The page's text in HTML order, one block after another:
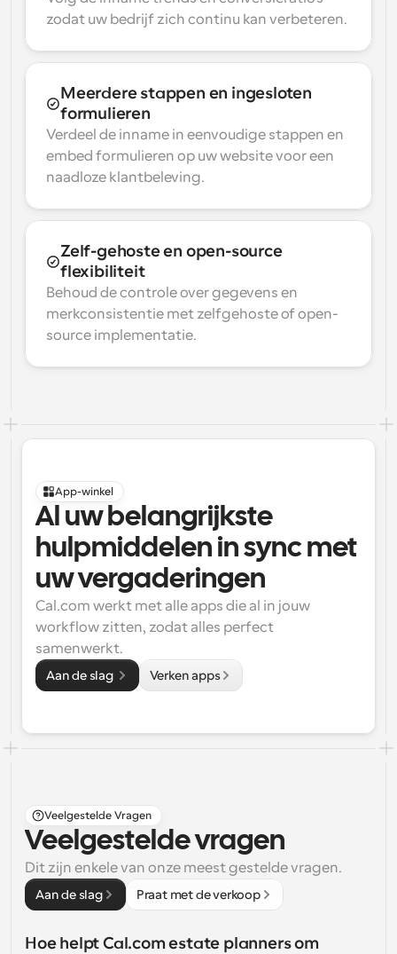
zodat uw bedrijf zich continu kan verbeteren.
Meerdere stappen en ingesloten
formulieren
Verdeel de inname in eenvoudige stappen en
embed formulieren op uw website voor een
naadloze klantbeleving.
Zelf-gehoste en open-source
flexibiliteit
Behoud de controle over gegevens en
merkconsistentie met zelfgehoste of open-
source implementatie.
App-winkel
Al uw belangrijkste
hulpmiddelen in sync met
uw vergaderingen
Cal.com werkt met alle apps die al in jouw
workflow zitten, zodat alles perfect
samenwerkt.
Aan de slag Verken apps
Veelgestelde Vragen
Veelgestelde vragen
Dit zijn enkele van onze meest gestelde vragen.
Aan de slag Praat met de verkoop
Hoe helpt Cal.com estate planners om